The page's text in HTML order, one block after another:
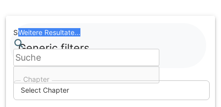
to
content
Chapter
Select Chapter
Search
Weitere Resultate...
Generic filters